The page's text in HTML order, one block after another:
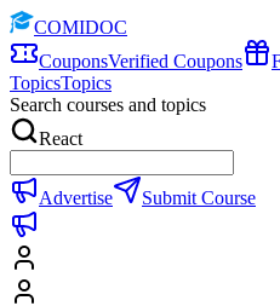
COMIDOC
CouponsVerified Coupons
TopicsTopics
Search courses and topics
React
Advertise Submit Course